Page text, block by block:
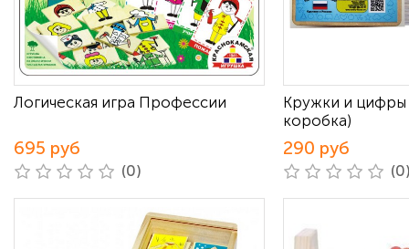
Логическая игра Профессии
695 руб
(0)
Кружки и цифры
коробка)
290 руб